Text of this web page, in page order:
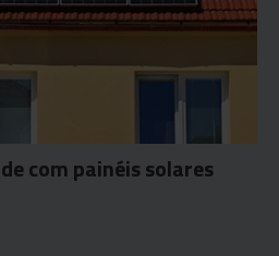
com painéis solares